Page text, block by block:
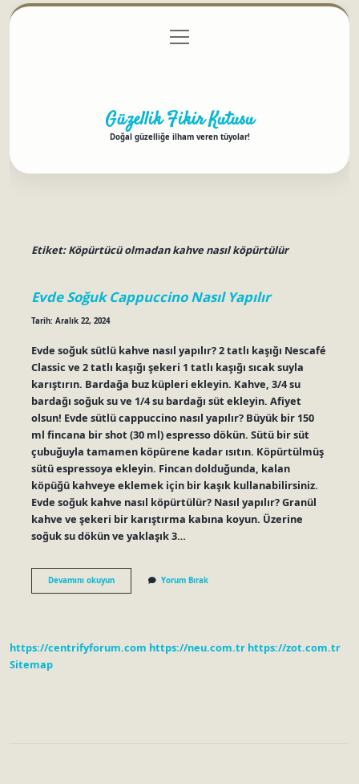
Gizlilik Politikası
menüyü
aç
Güzellik Fikir Kutusu
Doğal güzelliğe ilham veren tüyolar!
Etiket:Köpürtücü olmadan kahve nasıl köpürtülür
Evde Soğuk Cappuccino Nasıl Yapılır
Tarih: Aralık 22, 2024
Evde soğuk sütlü kahve nasıl yapılır? 2 tatlı kaşığı Nescafé
Classic ve 2 tatlı kaşığı şekeri 1 tatlı kaşığı sıcak suyla
karıştırın. Bardağa buz küpleri ekleyin. Kahve, 3/4 su
bardağı soğuk su ve 1/4 su bardağı süt ekleyin. Afiyet
olsun! Evde sütlü cappuccino nasıl yapılır? Büyük bir 150
ml fincana bir shot (30 ml) espresso dökün. Sütü bir süt
çubuğuyla tamamen köpürene kadar ısıtın. Köpürtülmüş
sütü espressoya ekleyin. Fincan dolduğunda, kalan
köpüğü kahveye eklemek için bir kaşık kullanabilirsiniz.
Evde soğuk kahve nasıl köpürtülür? Nasıl yapılır? Granül
kahve ve şekeri bir karıştırma kabına koyun. Üzerine
soğuk su dökün ve yaklaşık 3…
Devamını okuyunEvde
Soğuk
Yorum Bırak
https://centrifyforum.com https://neu.com.tr https://zot.com.tr
Sitemap